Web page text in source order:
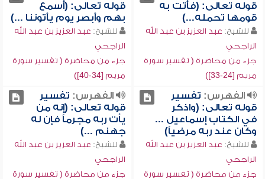
قوله تعالى: (فأتت به
قومها تحمله...)
للشيخ: عبد العزيز بن عبد الله
الراجحي
جزء من محاضرة ( تفسير سورة
مريم [24-33])
قوله تعالى: (أسمع
بهم وأبصر يوم يأتوننا ...)
للشيخ: عبد العزيز بن عبد الله
الراجحي
جزء من محاضرة ( تفسير سورة
مريم [34-40])
الفهرس: تفسير
قوله تعالى: (واذكر
في الكتاب إسماعيل ...
وكان عند ربه مرضياً)
للشيخ: عبد العزيز بن عبد الله
الراجحي
جزء من محاضرة ( تفسير سورة
الفهرس: تفسير
قوله تعالى: (إنه من
يأت ربه مجرماً فإن له
جهنم ...)
للشيخ: عبد العزيز بن عبد الله
الراجحي
جزء من محاضرة ( تفسير سورة